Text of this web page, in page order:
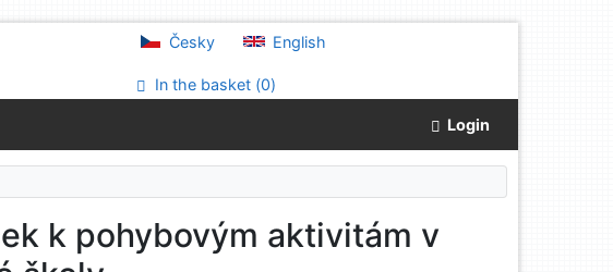
Česky English
In the basket (0)
Login
k pohybovým aktivitám v